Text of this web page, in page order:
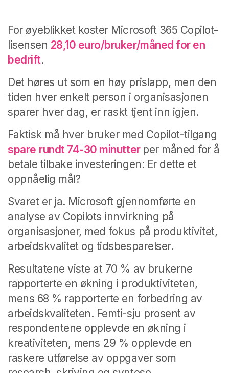
For øyeblikket koster Microsoft 365 Copilot-
lisensen 28,10 euro/bruker/måned for en
bedrift.
Det høres ut som en høy prislapp, men den
tiden hver enkelt person i organisasjonen
sparer hver dag, er raskt tjent inn igjen.
Faktisk må hver bruker med Copilot-tilgang
spare rundt 74-30 minutter per måned for å
betale tilbake investeringen: Er dette et
oppnåelig mål?
Svaret er ja. Microsoft gjennomførte en
analyse av Copilots innvirkning på
organisasjoner, med fokus på produktivitet,
arbeidskvalitet og tidsbesparelser.
Resultatene viste at 70 % av brukerne
rapporterte en økning i produktiviteten,
mens 68 % rapporterte en forbedring av
arbeidskvaliteten. Femti-sju prosent av
respondentene opplevde en økning i
kreativiteten, mens 29 % opplevde en
raskere utførelse av oppgaver som